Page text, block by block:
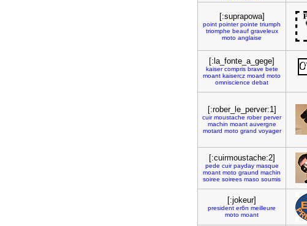
[:suprapowa]
point pointer pointe triumph
triomphe beauf graveleux
moto anglaise
[:la_fonte_a_gege]
kaiser compris brave bete
moant kaisercz moard moto
omniscience debat
[:rober_le_perver:1]
cuir moustache rober perver
machin moant auvergne
motard moto grand voyager
[:cuirmoustache:2]
pede cuir payday masque
moant moto graund machin
soiree soirees maso soumis
[:jokeur]
president er6n meilleure
moto moant